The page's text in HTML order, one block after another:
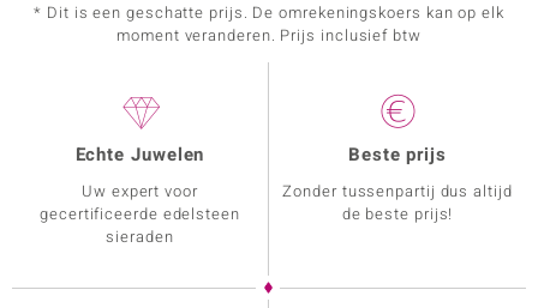
* Dit is een geschatte prijs. De omrekeningskoers kan op elk
moment veranderen. Prijs inclusief btw
Echte Juwelen
Uw expert voor
gecertificeerde edelsteen
sieraden
Beste prijs
Zonder tussenpartij dus altijd
de beste prijs!